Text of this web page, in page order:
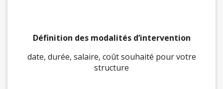
Définition des modalités d’intervention
date, durée, salaire, coût souhaité pour votre
structure